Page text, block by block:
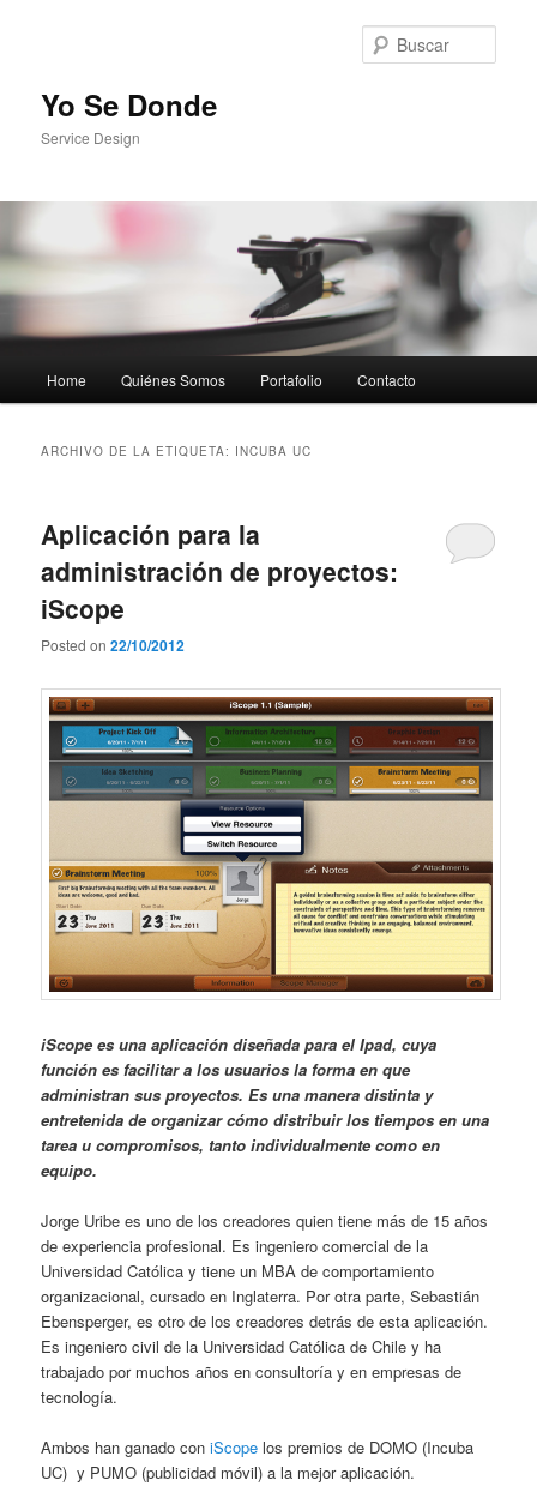
Yo Se Donde
Service Design
Ir al contenido principal
Ir al contenido secundario
Home Quiénes Somos Portafolio Contacto
ARCHIVO DE LA ETIQUETA: INCUBA UC
Aplicación para la
administración de proyectos:
iScope
Posted on22/10/2012
iScope es una aplicación diseñada para el Ipad, cuya
función es facilitar a los usuarios la forma en que
administran sus proyectos. Es una manera distinta y
entretenida de organizar cómo distribuir los tiempos en una
tarea u compromisos, tanto individualmente como en
equipo.
Jorge Uribe es uno de los creadores quien tiene más de 15 años
de experiencia profesional. Es ingeniero comercial de la
Universidad Católica y tiene un MBA de comportamiento
organizacional, cursado en Inglaterra. Por otra parte, Sebastián
Ebensperger, es otro de los creadores detrás de esta aplicación.
Es ingeniero civil de la Universidad Católica de Chile y ha
trabajado por muchos años en consultoría y en empresas de
tecnología.
Ambos han ganado coniScope los premios de DOMO (Incuba
UC) y PUMO (publicidad móvil) a la mejor aplicación.